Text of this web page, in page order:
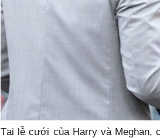
Tại lễ cưới của Harry và Meghan,